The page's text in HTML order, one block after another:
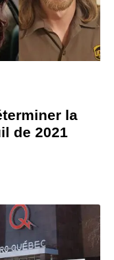
la
de 2021